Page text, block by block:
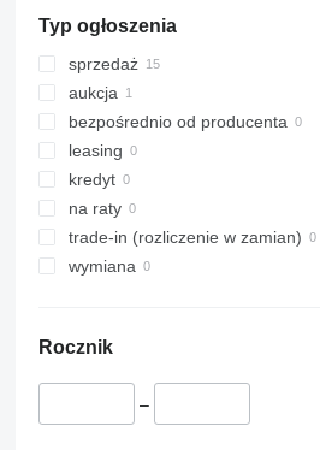
Typ ogłoszenia
sprzedaż
aukcja
bezpośrednio od producenta
leasing
kredyt
na raty
trade-in (rozliczenie w zamian)
wymiana
Rocznik
–